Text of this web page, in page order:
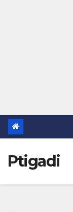
Ptigadi